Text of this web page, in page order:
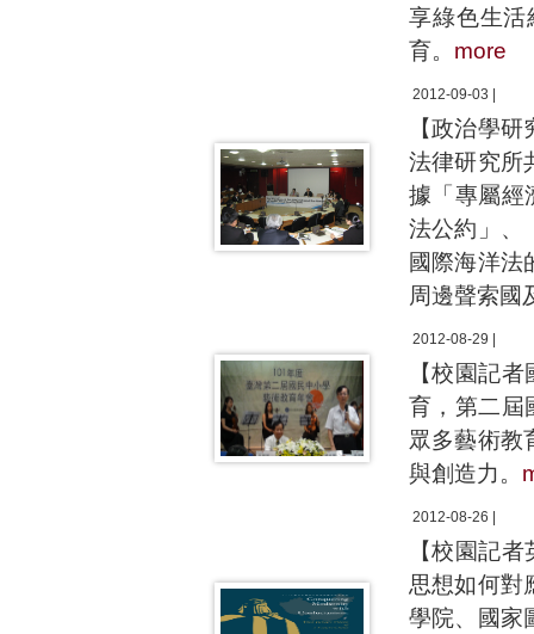
享綠色生活
育。 more
2012-09-03 |
【政治學
法律研究所
據「專屬經
法公約」、
國際海洋法
周邊聲索國
2012-08-29 |
【校園記
育，第二屆
眾多藝術教
與創造力。
2012-08-26 |
【校園記
思想如何對
學院、國家